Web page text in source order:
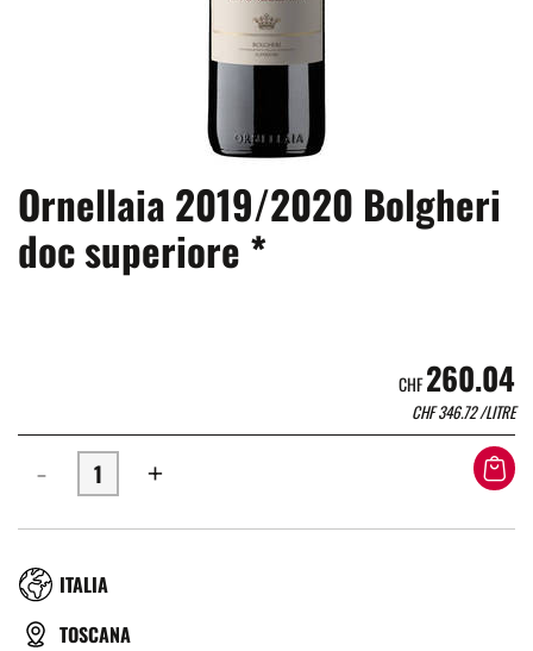
Ornellaia 2019/2020 Bolgheri
doc superiore *
CHF260.04
CHF346.72/LITRE
- +
RÉGION
ITALIA
TYPE
TOSCANA